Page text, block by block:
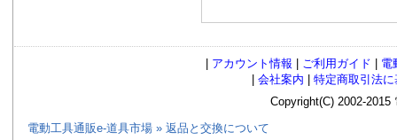
アカウント情報 ご利用ガイド
電
会社案内
特定商取引法
Copyright(C) 2002-
電動工具通販e-道具市場 » 返品と交換について